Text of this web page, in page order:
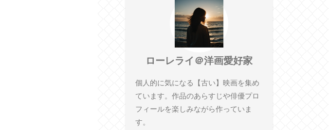
ローレライ＠洋画愛好家
個人的に気になる【古い】映画を集め
ています。作品のあらすじや俳優プロ
フィールを楽しみながら作っていま
す。